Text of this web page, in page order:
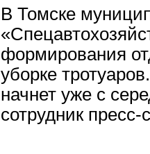
В Томске
формирования
уборке
начнет уже с
сотрудник